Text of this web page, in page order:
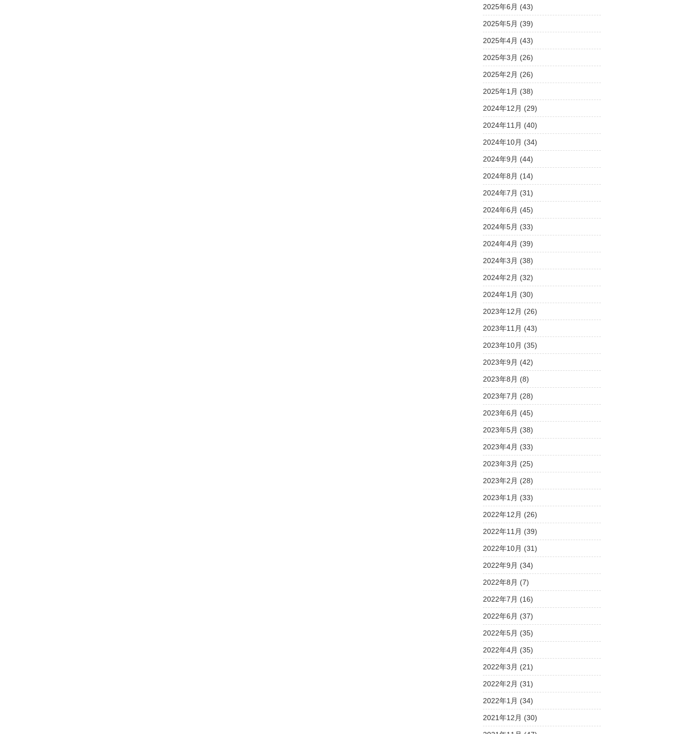
2025年6月 (43)
2025年5月 (39)
2025年4月 (43)
2025年3月 (26)
2025年2月 (26)
2025年1月 (38)
2024年12月 (29)
2024年11月 (40)
2024年10月 (34)
2024年9月 (44)
2024年8月 (14)
2024年7月 (31)
2024年6月 (45)
2024年5月 (33)
2024年4月 (39)
2024年3月 (38)
2024年2月 (32)
2024年1月 (30)
2023年12月 (26)
2023年11月 (43)
2023年10月 (35)
2023年9月 (42)
2023年8月 (8)
2023年7月 (28)
2023年6月 (45)
2023年5月 (38)
2023年4月 (33)
2023年3月 (25)
2023年2月 (28)
2023年1月 (33)
2022年12月 (26)
2022年11月 (39)
2022年10月 (31)
2022年9月 (34)
2022年8月 (7)
2022年7月 (16)
2022年6月 (37)
2022年5月 (35)
2022年4月 (35)
2022年3月 (21)
2022年2月 (31)
2022年1月 (34)
2021年12月 (30)